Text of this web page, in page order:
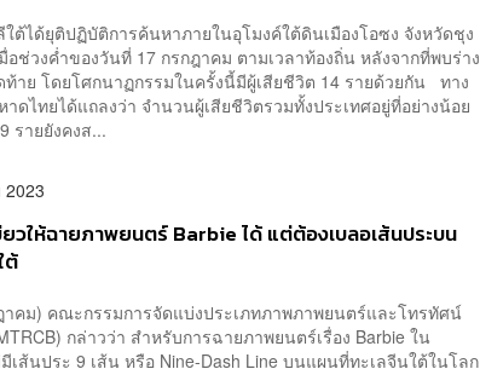
ใต้ได้ยุติปฏิบัติการค้นหาภายในอุโมงค์ใต้ดินเมืองโอซง จังหวัดชุง
อช่วงค่ำของวันที่ 17 กรกฎาคม ตามเวลาท้องถิ่น หลังจากที่พบร่าง
ท้าย โดยโศกนาฏกรรมในครั้งนี้มีผู้เสียชีวิต 14 รายด้วยกัน ทาง
าดไทยได้แถลงว่า จำนวนผู้เสียชีวิตรวมทั้งประเทศอยู่ที่อย่างน้อย
รายยังคงส...
วให้ฉายภาพยนตร์ Barbie ได้ แต่ต้องเบลอเส้นประบน
ต้
าคม) คณะกรรมการจัดแบ่งประเภทภาพภาพยนตร์และโทรทัศน์
กล่าวว่า สำหรับการฉายภาพยนตร์เรื่อง Barbie ใน
เส้นประ 9 เส้น หรือ Nine-Dash Line บนแผนที่ทะเลจีนใต้ในโลก